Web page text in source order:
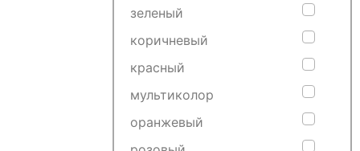
зеленый
коричневый
красный
мультиколор
оранжевый